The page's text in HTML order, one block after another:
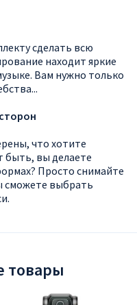
сделать всю
находит яркие
Вам нужно только
что хотите
быть, вы делаете
Просто снимайте
сможете выбрать
товары